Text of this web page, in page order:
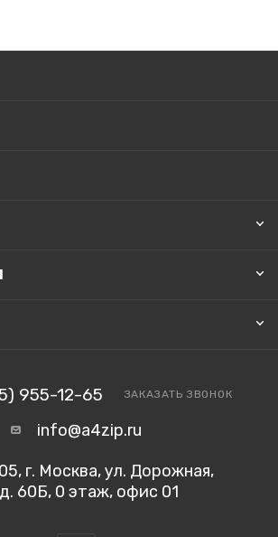
955-12-65 ЗАКАЗАТЬ ЗВОНОК
info@a4zip.ru
г. Москва, ул. Дорожная,
д. 60Б, 0 этаж, офис 01